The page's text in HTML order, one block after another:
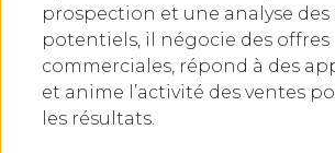
prospection et une analyse
potentiels, il négocie des offres
commerciales, répond à des
et anime l’activité des ventes
les résultats.